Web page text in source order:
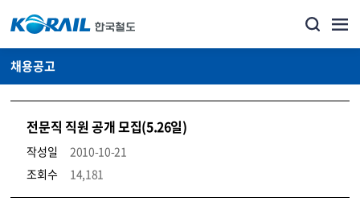
채용공고
전문직 직원 공개 모집(5.26일)
작성일
2010-10-21
조회수
14,181
코레일소개_경영공시_채용공고 상세보기 – 내용, 파일, 담당자 연락처로 구성